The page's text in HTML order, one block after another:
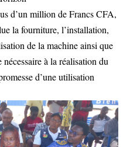
d’un million de Francs CFA,
la fourniture, l’installation,
de la machine ainsi que
à la réalisation du
d’une utilisation